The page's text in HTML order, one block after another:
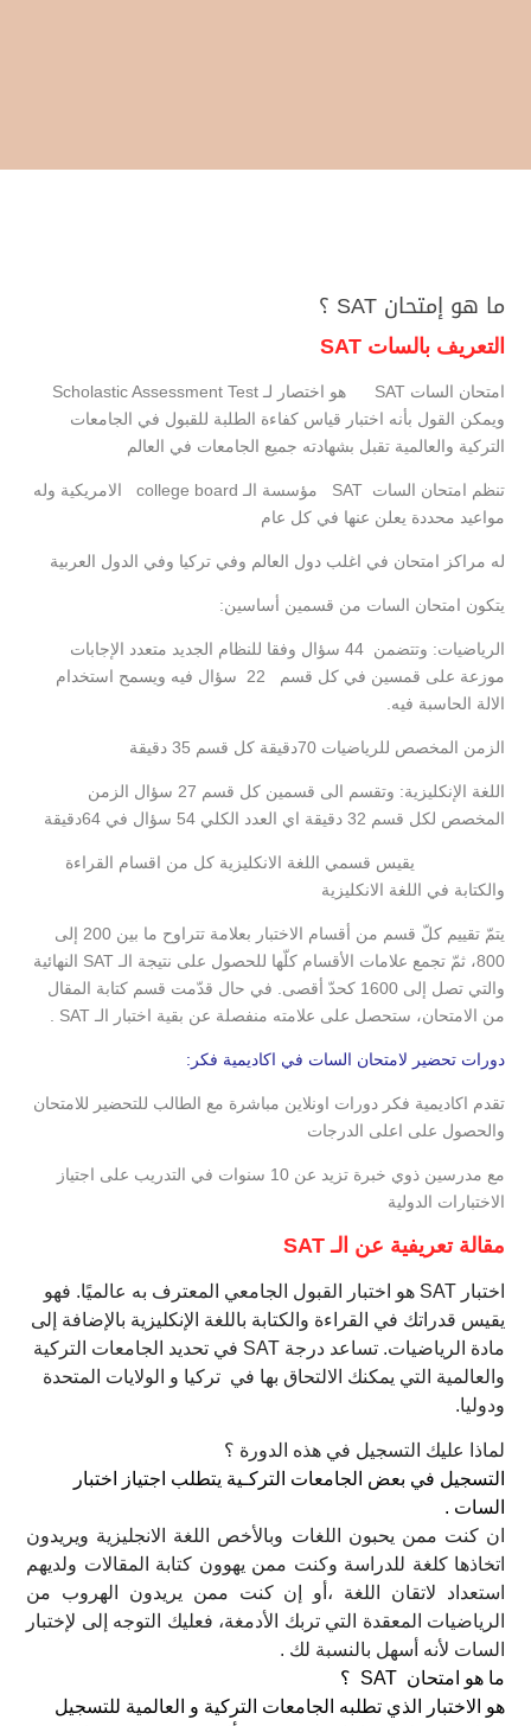
ما هو إمتحان SAT ؟
التعريف بالسات SAT
امتحان السات SAT هو اختصار لـ Scholastic Assessment Test
ويمكن القول بأنه اختبار قياس كفاءة الطلبة للقبول في الجامعات
التركية والعالمية تقبل بشهادته جميع الجامعات في العالم
تنظم امتحان السات SAT مؤسسة الـ college board الامريكية وله
مواعيد محددة يعلن عنها في كل عام
له مراكز امتحان في اغلب دول العالم وفي تركيا وفي الدول العربية
يتكون امتحان السات من قسمين أساسين:
الرياضيات: وتتضمن 44 سؤال وفقا للنظام الجديد متعدد الإجابات
موزعة على قمسين في كل قسم 22 سؤال فيه ويسمح استخدام
الالة الحاسبة فيه.
الزمن المخصص للرياضيات 70دقيقة كل قسم 35 دقيقة
اللغة الإنكليزية: وتقسم الى قسمين كل قسم 27 سؤال الزمن
المخصص لكل قسم 32 دقيقة اي العدد الكلي 54 سؤال في 64دقيقة
يقيس قسمي اللغة الانكليزية كل من اقسام القراءة
والكتابة في اللغة الانكليزية
يتمّ تقييم كلّ قسم من أقسام الاختبار بعلامة تتراوح ما بين 200 إلى
800، ثمّ تجمع علامات الأقسام كلّها للحصول على نتيجة الـ SAT النهائية
والتي تصل إلى 1600 كحدّ أقصى. في حال قدّمت قسم كتابة المقال
من الامتحان، ستحصل على علامته منفصلة عن بقية اختبار الـ SAT .
دورات تحضير لامتحان السات في اكاديمية فكر:
تقدم اكاديمية فكر دورات اونلاين مباشرة مع الطالب للتحضير للامتحان
والحصول على اعلى الدرجات
مع مدرسين ذوي خبرة تزيد عن 10 سنوات في التدريب على اجتياز
الاختبارات الدولية
مقالة تعريفية عن الـ SAT
اختبار SAT هو اختبار القبول الجامعي المعترف به عالميًا. فهو
يقيس قدراتك في القراءة والكتابة باللغة الإنكليزية بالإضافة إلى
مادة الرياضيات. تساعد درجة SAT في تحديد الجامعات التركية
والعالمية التي يمكنك الالتحاق بها في تركيا و الولايات المتحدة
ودوليا.
لماذا عليك التسجيل في هذه الدورة ؟
التسجيل في بعض الجامعات التركـية يتطلب اجتياز اختبار
السات .
ان كنت ممن يحبون اللغات وبالأخص اللغة الانجليزية ويريدون
اتخاذها كلغة للدراسة وكنت ممن يهوون كتابة المقالات ولديهم
استعداد لاتقان اللغة ،أو إن كنت ممن يريدون الهروب من
الرياضيات المعقدة التي تربك الأدمغة، فعليك التوجه إلى لإختبار
السات لأنه أسهل بالنسبة لك .
ما هو امتحان SAT ؟
هو الاختبار الذي تطلبه الجامعات التركية و العالمية للتسجيل